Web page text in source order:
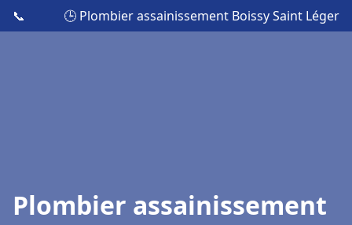
📞 🕒 Plombier assainissement Boissy Saint Léger
Plombier assainissement